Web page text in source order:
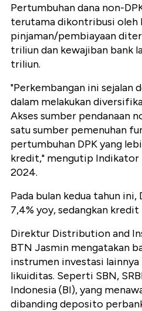
Pertumbuhan dana non-
terutama dikontribusi oleh
pinjaman/pembiayaan
triliun dan kewajiban bank
triliun.
"Perkembangan ini sejalan
dalam melakukan
Akses sumber pendanaan
satu sumber pemenuhan
pertumbuhan DPK yang
kredit," mengutip Indikator
2024.
Pada bulan kedua tahun
7,4% yoy, sedangkan kredit
Direktur Distribution and
BTN Jasmin mengatakan
instrumen investasi
likuiditas. Seperti SBN,
Indonesia (BI), yang
dibanding deposito